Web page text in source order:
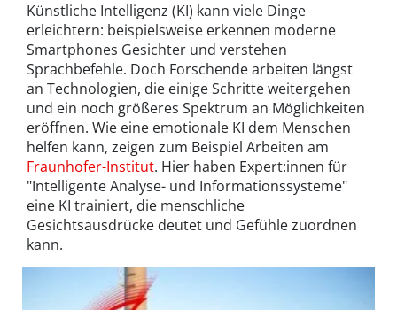
Künstliche Intelligenz (KI) kann viele Dinge
erleichtern: beispielsweise erkennen moderne
Smartphones Gesichter und verstehen
Sprachbefehle. Doch Forschende arbeiten längst
an Technologien, die einige Schritte weitergehen
und ein noch größeres Spektrum an Möglichkeiten
eröffnen. Wie eine emotionale KI dem Menschen
helfen kann, zeigen zum Beispiel Arbeiten am
Fraunhofer-Institut. Hier haben Expert:innen für
"Intelligente Analyse- und Informationssysteme"
eine KI trainiert, die menschliche
Gesichtsausdrücke deutet und Gefühle zuordnen
kann.